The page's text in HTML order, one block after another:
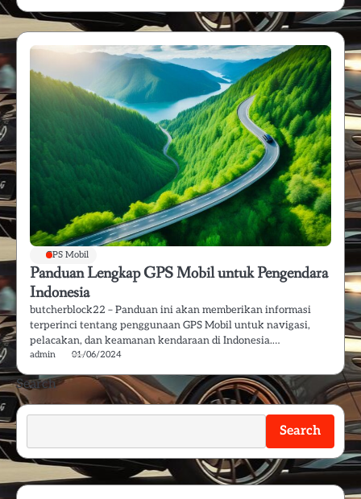
GPS Mobil
Panduan Lengkap GPS Mobil untuk Pengendara
Indonesia
butcherblock22 – Panduan ini akan memberikan informasi
terperinci tentang penggunaan GPS Mobil untuk navigasi,
pelacakan, dan keamanan kendaraan di Indonesia.…
admin 01/06/2024
Search
Search